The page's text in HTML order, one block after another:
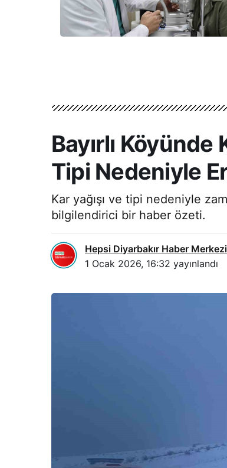
Bayırlı Köyünde
Tipi Nedeniyle
Kar yağışı ve tipi nedeniyle
bilgilendirici bir haber özeti.
Hepsi Diyarbakır Haber Merkezi
1 Ocak 2026, 16:32 yayınlandı